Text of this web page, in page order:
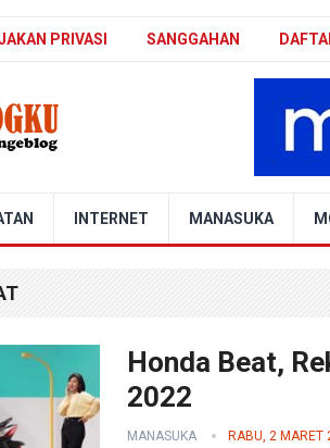
PRIVASI SANGGAHAN
INTERNET MANASUKA
Honda Beat,
2022
MANASUKA RABU, 2 MARET